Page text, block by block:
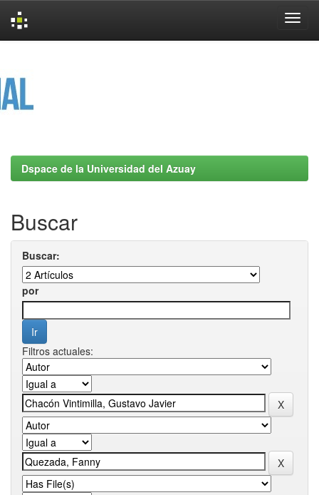
Dspace de la Universidad del Azuay
Buscar
Buscar:
por
Filtros actuales: